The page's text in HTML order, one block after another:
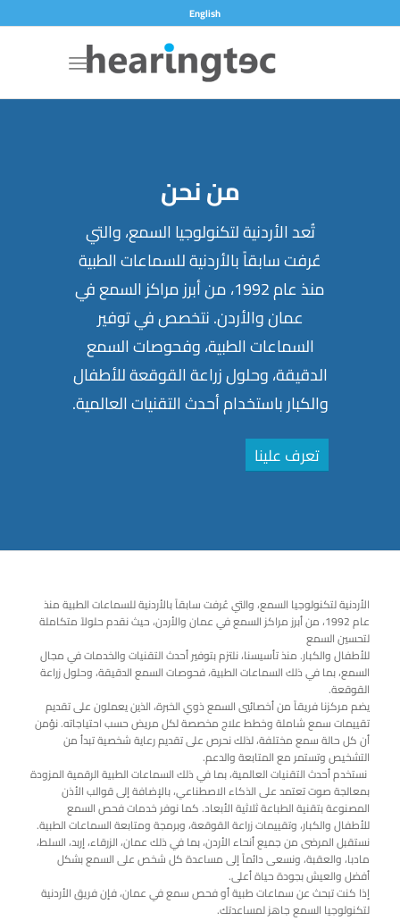
English
من نحن
تُعد الأردنية لتكنولوجيا السمع، والتي
عُرفت سابقاً بالأردنية للسماعات الطبية
منذ عام 1992، من أبرز مراكز السمع في
عمان والأردن. نتخصص في توفير
السماعات الطبية، وفحوصات السمع
الدقيقة، وحلول زراعة القوقعة للأطفال
والكبار باستخدام أحدث التقنيات العالمية.
تعرف علينا
الأردنية لتكنولوجيا السمع، والتي عُرفت سابقاً بالأردنية للسماعات الطبية منذ
عام 1992، من أبرز مراكز السمع في عمان والأردن، حيث نقدم حلولاً متكاملة
لتحسين السمع
للأطفال والكبار. منذ تأسيسنا، نلتزم بتوفير أحدث التقنيات والخدمات في مجال
السمع، بما في ذلك السماعات الطبية، فحوصات السمع الدقيقة، وحلول زراعة
القوقعة.
يضم مركزنا فريقاً من أخصائيي السمع ذوي الخبرة، الذين يعملون على تقديم
تقييمات سمع شاملة وخطط علاج مخصصة لكل مريض حسب احتياجاته. نؤمن
أن كل حالة سمع مختلفة، لذلك نحرص على تقديم رعاية شخصية تبدأ من
التشخيص وتستمر مع المتابعة والدعم.
نستخدم أحدث التقنيات العالمية، بما في ذلك السماعات الطبية الرقمية المزودة
بمعالجة صوت تعتمد على الذكاء الاصطناعي، بالإضافة إلى قوالب الأذن
المصنوعة بتقنية الطباعة ثلاثية الأبعاد. كما نوفر خدمات فحص السمع
للأطفال والكبار، وتقييمات زراعة القوقعة، وبرمجة ومتابعة السماعات الطبية.
نستقبل المرضى من جميع أنحاء الأردن، بما في ذلك عمان، الزرقاء، إربد، السلط،
مادبا، والعقبة، ونسعى دائماً إلى مساعدة كل شخص على السمع بشكل
أفضل والعيش بجودة حياة أعلى.
إذا كنت تبحث عن سماعات طبية أو فحص سمع في عمان، فإن فريق الأردنية
لتكنولوجيا السمع جاهز لمساعدتك.